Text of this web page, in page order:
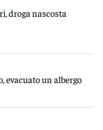
droga nascosta
evacuato un albergo